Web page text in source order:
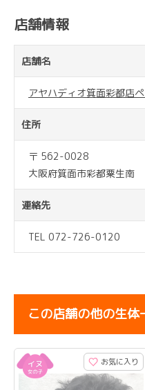
店舗情報
店舗名
アヤハディオ箕面彩都店
住所
〒 562-0028
大阪府箕面市彩都粟生南
連絡先
TEL 072-726-0120
この店舗の他の生体
お気に入り